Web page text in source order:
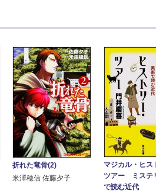
折れた竜骨(2)
米澤穂信 佐藤夕子
マジカル・ヒス
ツアー ミステ
で読む近代